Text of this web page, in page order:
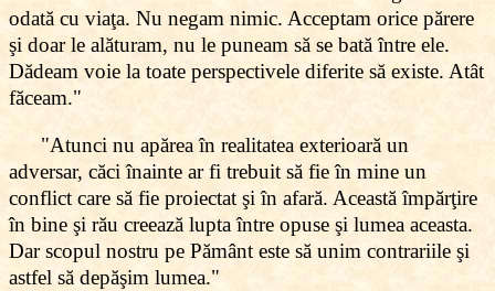
odată cu viaţa. Nu negam nimic. Acceptam orice părere
şi doar le alăturam, nu le puneam să se bată între ele.
Dădeam voie la toate perspectivele diferite să existe. Atât
făceam."
"Atunci nu apărea în realitatea exterioară un
adversar, căci înainte ar fi trebuit să fie în mine un
conflict care să fie proiectat şi în afară. Această împărţire
în bine şi rău creează lupta între opuse şi lumea aceasta.
Dar scopul nostru pe Pământ este să unim contrariile şi
astfel să depăşim lumea."